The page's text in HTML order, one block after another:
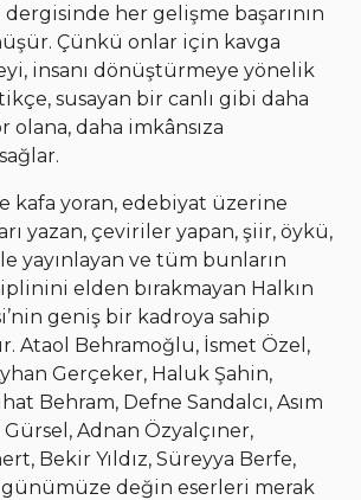
dergisinde her gelişme başarının
Çünkü onlar için kavga
insanı dönüştürmeye yönelik
susayan bir canlı gibi daha
olana, daha imkânsıza
kafa yoran, edebiyat üzerine
yazan, çeviriler yapan, şiir, öykü,
yayınlayan ve tüm bunların
elden bırakmayan Halkın
geniş bir kadroya sahip
Ataol Behramoğlu, İsmet Özel,
Gerçeker, Haluk Şahin,
Behram, Defne Sandalcı, Asım
Adnan Özyalçıner,
Bekir Yıldız, Süreyya Berfe,
değin eserleri merak